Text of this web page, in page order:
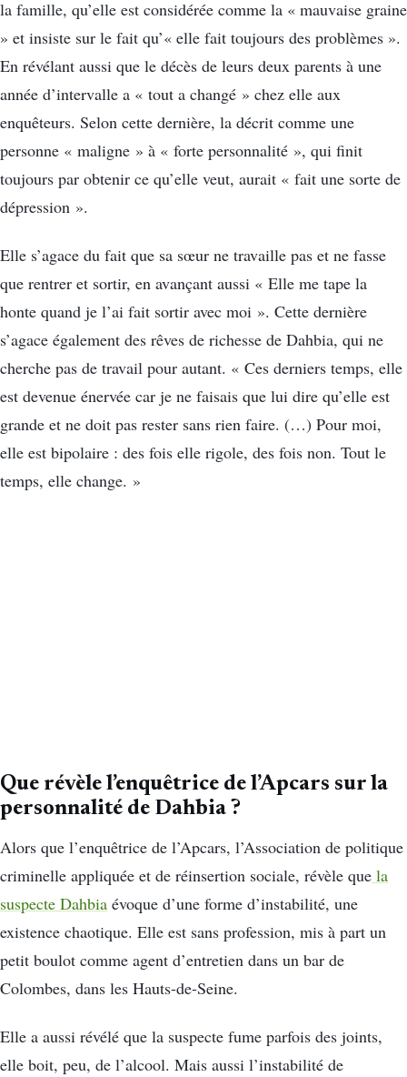
la famille, qu’elle est considérée comme la « mauvaise graine
» et insiste sur le fait qu’« elle fait toujours des problèmes ».
En révélant aussi que le décès de leurs deux parents à une
année d’intervalle a « tout a changé » chez elle aux
enquêteurs. Selon cette dernière, la décrit comme une
personne « maligne » à « forte personnalité », qui finit
toujours par obtenir ce qu’elle veut, aurait « fait une sorte de
dépression ».
Elle s’agace du fait que sa sœur ne travaille pas et ne fasse
que rentrer et sortir, en avançant aussi « Elle me tape la
honte quand je l’ai fait sortir avec moi ». Cette dernière
s’agace également des rêves de richesse de Dahbia, qui ne
cherche pas de travail pour autant. « Ces derniers temps, elle
est devenue énervée car je ne faisais que lui dire qu’elle est
grande et ne doit pas rester sans rien faire. (…) Pour moi,
elle est bipolaire : des fois elle rigole, des fois non. Tout le
temps, elle change. »
Que révèle l’enquêtrice de l’Apcars sur la
personnalité de Dahbia ?
Alors que l’enquêtrice de l’Apcars, l’Association de politique
criminelle appliquée et de réinsertion sociale, révèle que la
suspecte Dahbia évoque d’une forme d’instabilité, une
existence chaotique. Elle est sans profession, mis à part un
petit boulot comme agent d’entretien dans un bar de
Colombes, dans les Hauts-de-Seine.
Elle a aussi révélé que la suspecte fume parfois des joints,
elle boit, peu, de l’alcool. Mais aussi l’instabilité de